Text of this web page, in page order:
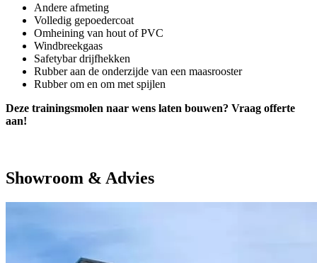
Andere afmeting
Volledig gepoedercoat
Omheining van hout of PVC
Windbreekgaas
Safetybar drijfhekken
Rubber aan de onderzijde van een maasrooster
Rubber om en om met spijlen
Deze trainingsmolen naar wens laten bouwen? Vraag offerte
aan!
Showroom & Advies